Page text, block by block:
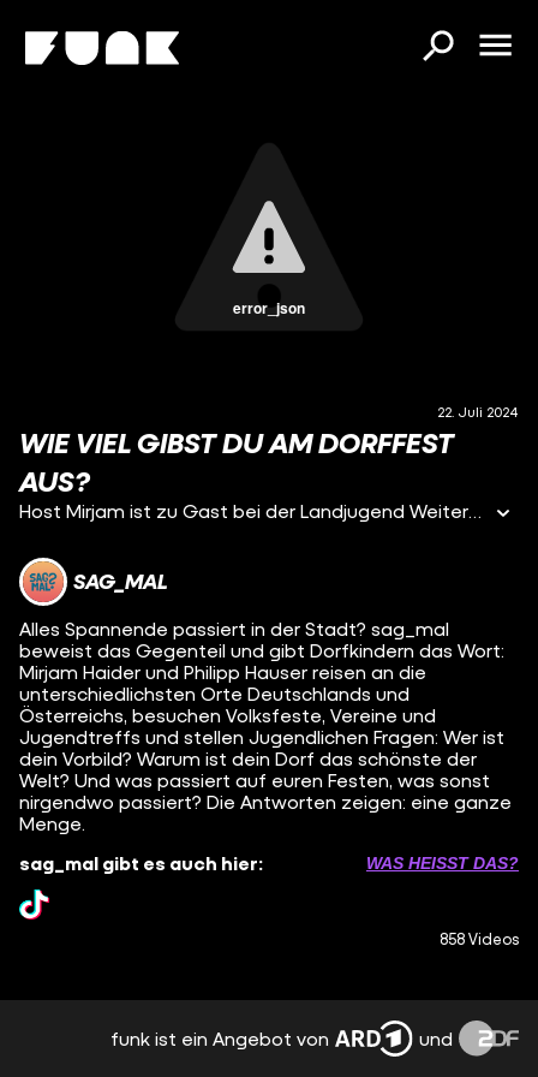
error_json
22. Juli 2024
WIE VIEL GIBST DU AM DORFFEST
AUS?
Host Mirjam ist zu Gast bei der Landjugend Weitersfeld in Niederösterreich.
SAG_MAL
Alles Spannende passiert in der Stadt? sag_mal
beweist das Gegenteil und gibt Dorfkindern das Wort:
Mirjam Haider und Philipp Hauser reisen an die
unterschiedlichsten Orte Deutschlands und
Österreichs, besuchen Volksfeste, Vereine und
Jugendtreffs und stellen Jugendlichen Fragen: Wer ist
dein Vorbild? Warum ist dein Dorf das schönste der
Welt? Und was passiert auf euren Festen, was sonst
nirgendwo passiert? Die Antworten zeigen: eine ganze
Menge.
sag_mal gibt es auch hier:
WAS HEISST DAS?
858 Videos
funk ist ein Angebot von und